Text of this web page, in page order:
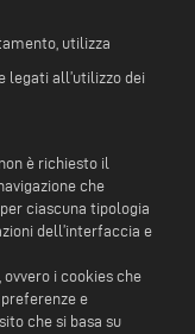
utilizza
legati all’utilizzo dei
è richiesto il
che
ciascuna tipologia
dell’interfaccia e
, ovvero i cookies che
e
che si basa su